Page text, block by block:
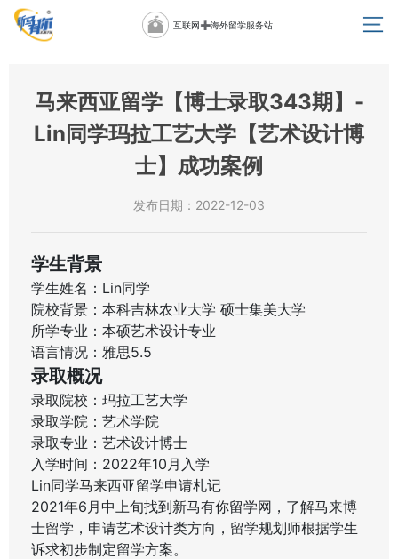
互联网➕海外留学服务站
马来西亚留学【博士录取343期】-
Lin同学玛拉工艺大学【艺术设计博
士】成功案例
发布日期：2022-12-03
学生背景
学生姓名：Lin同学
院校背景：本科吉林农业大学 硕士集美大学
所学专业：本硕艺术设计专业
语言情况：雅思5.5
录取概况
录取院校：玛拉工艺大学
录取学院：艺术学院
录取专业：艺术设计博士
入学时间：2022年10月入学
Lin同学马来西亚留学申请札记
2021年6月中上旬找到新马有你留学网，了解马来博
士留学，申请艺术设计类方向，留学规划师根据学生
诉求初步制定留学方案。